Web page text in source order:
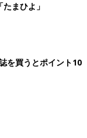
乳と小麦粉など
ます。ケロッグや
る調味料もあれ
活用しきれなかっ
まひよ」
を買うとポイント10